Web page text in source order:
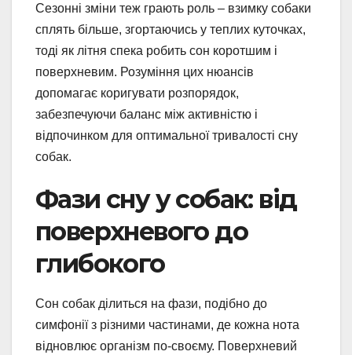
Сезонні зміни теж грають роль – взимку собаки
сплять більше, згортаючись у теплих куточках,
тоді як літня спека робить сон коротшим і
поверхневим. Розуміння цих нюансів
допомагає коригувати розпорядок,
забезпечуючи баланс між активністю і
відпочинком для оптимальної тривалості сну
собак.
Фази сну у собак: від
поверхневого до
глибокого
Сон собак ділиться на фази, подібно до
симфонії з різними частинами, де кожна нота
відновлює організм по-своєму. Поверхневий